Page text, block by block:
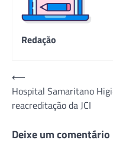
Redação
Navegação
de
Post
⟵
Hospital Samaritano
reacreditação da JCI
Deixe um comentário